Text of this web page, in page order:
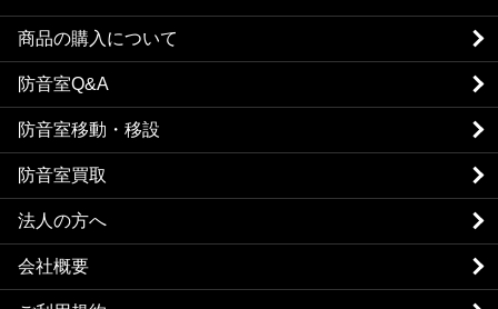
商品の購入について
防音室Q&A
防音室移動・移設
防音室買取
法人の方へ
会社概要